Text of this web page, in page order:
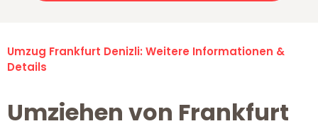
Umzug Frankfurt Denizli: Weitere Informationen &
Details
Umziehen von Frankfurt